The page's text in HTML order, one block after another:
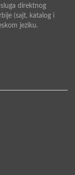
direktnog
(sajt, katalog i
jeziku.